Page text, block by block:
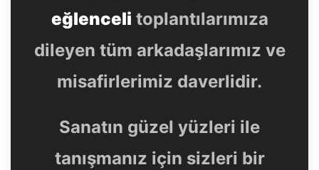
eğlenceli toplantılarımıza
dileyen tüm arkadaşlarımız ve
misafirlerimiz daverlidir.
Sanatın güzel yüzleri ile
tanışmanız için sizleri bir